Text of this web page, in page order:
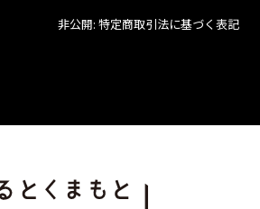
非公開: 特定商取引法に基づく表記